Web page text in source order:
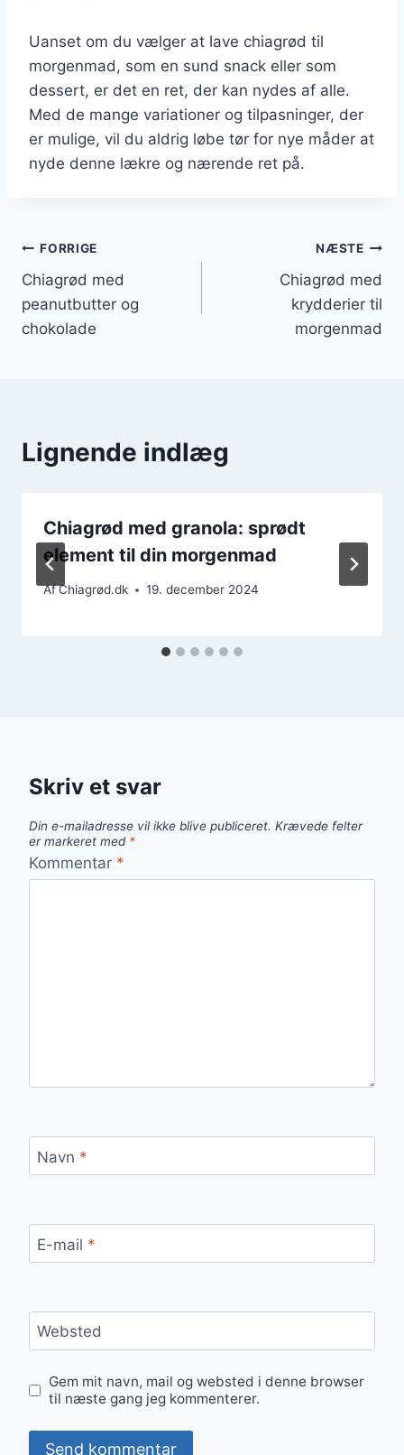
Uanset om du vælger at lave chiagrød til
morgenmad, som en sund snack eller som
dessert, er det en ret, der kan nydes af alle.
Med de mange variationer og tilpasninger, der
er mulige, vil du aldrig løbe tør for nye måder at
nyde denne lækre og nærende ret på.
Indlægsnavigation
FORRIGE
Chiagrød med
peanutbutter og
chokolade
NÆSTE
Chiagrød med
krydderier til
morgenmad
Lignende indlæg
Chiagrød med granola: sprødt
element til din morgenmad
AfChiagrød.dk 19. december 2024
Skriv et svar
Din e-mailadresse vil ikke blive publiceret. Krævede felter
er markeret med *
Kommentar *
Navn *
E-mail *
Websted
Gem mit navn, mail og websted i denne browser
til næste gang jeg kommenterer.